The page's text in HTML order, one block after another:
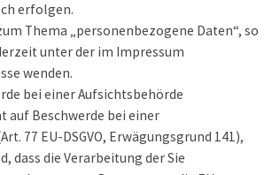
erfolgen.
Thema „personenbezogene Daten“, so
unter der im Impressum
wenden.
bei einer Aufsichtsbehörde
auf Beschwerde bei einer
77 EU-DSGVO, Erwägungsgrund 141),
dass die Verarbeitung der Sie